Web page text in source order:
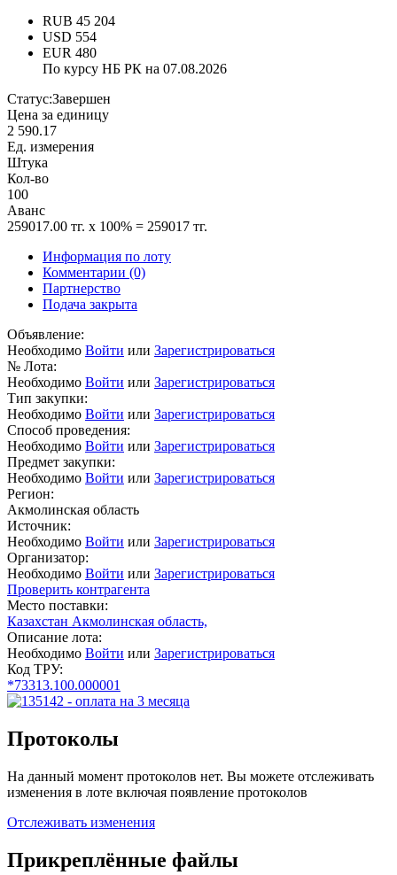
RUB 45 204
USD 554
EUR 480
По курсу НБ РК на 07.08.2026
Статус:Завершен
Цена за единицу
2 590.17
Ед. измерения
Штука
Кол-во
100
Аванс
259017.00 тг. x 100% = 259017 тг.
Информация по лоту
Комментарии (0)
Партнерство
Подача закрыта
Объявление:
Необходимо Войти или Зарегистрироваться
№ Лота:
Необходимо Войти или Зарегистрироваться
Тип закупки:
Необходимо Войти или Зарегистрироваться
Способ проведения:
Необходимо Войти или Зарегистрироваться
Предмет закупки:
Необходимо Войти или Зарегистрироваться
Регион:
Акмолинская область
Источник:
Необходимо Войти или Зарегистрироваться
Организатор:
Необходимо Войти или Зарегистрироваться
Проверить контрагента
Место поставки:
Казахстан Акмолинская область,
Описание лота:
Необходимо Войти или Зарегистрироваться
Код ТРУ:
*73313.100.000001
Протоколы
На данный момент протоколов нет. Вы можете отслеживать
изменения в лоте включая появление протоколов
Отслеживать изменения
Прикреплённые файлы